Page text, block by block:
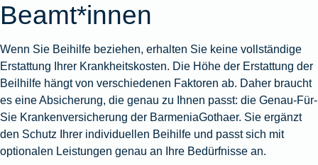
Beamt*innen
Wenn Sie Beihilfe beziehen, erhalten Sie keine vollständige
Erstattung Ihrer Krankheitskosten. Die Höhe der Erstattung der
Beilhilfe hängt von verschiedenen Faktoren ab. Daher braucht
es eine Absicherung, die genau zu Ihnen passt: die Genau-Für-
Sie Krankenversicherung der BarmeniaGothaer. Sie ergänzt
den Schutz Ihrer individuellen Beihilfe und passt sich mit
optionalen Leistungen genau an Ihre Bedürfnisse an.